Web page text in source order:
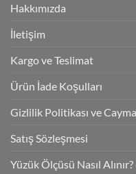
Hakkımızda
İletişim
Kargo ve Teslimat
Ürün İade Koşulları
Gizlilik Politikası ve
Satış Sözleşmesi
Yüzük Ölçüsü Nasıl